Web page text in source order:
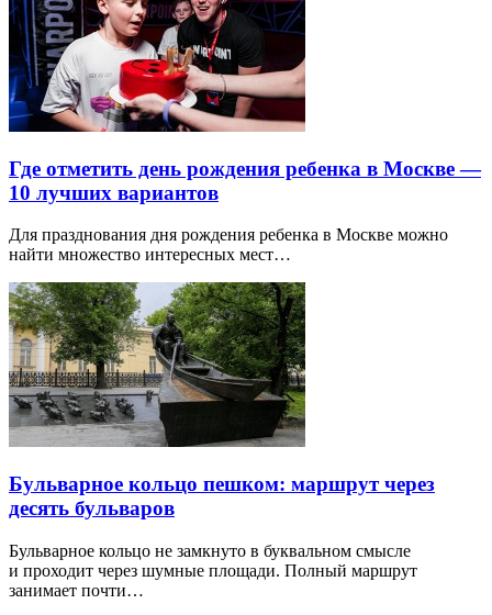
Где отметить день рождения ребенка в Москве —
10 лучших вариантов
Для празднования дня рождения ребенка в Москве можно
найти множество интересных мест…
Бульварное кольцо пешком: маршрут через
десять бульваров
Бульварное кольцо не замкнуто в буквальном смысле
и проходит через шумные площади. Полный маршрут
занимает почти…